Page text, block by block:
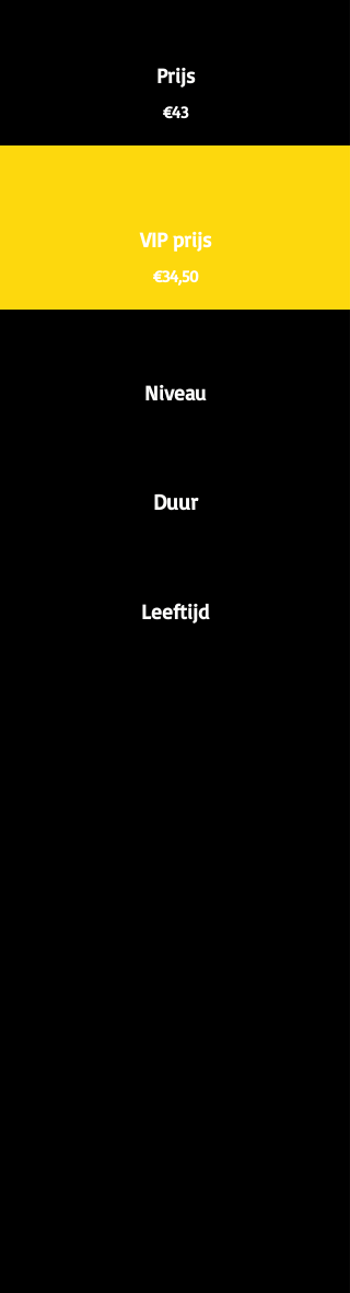
Prijs
€43
VIP prijs
€34,50
Niveau
Duur
Leeftijd